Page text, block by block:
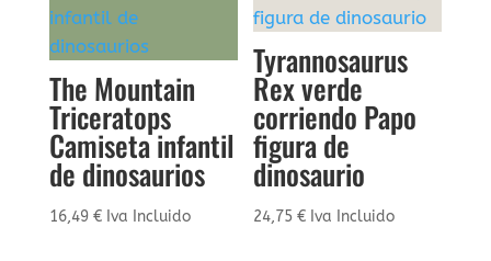
The Mountain
Triceratops
Camiseta infantil
de dinosaurios
16,49 € Iva Incluido
Tyrannosaurus
Rex verde
corriendo Papo
figura de
dinosaurio
24,75€ Iva Incluido